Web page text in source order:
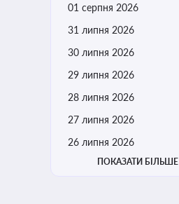
01 серпня 2026
31 липня 2026
30 липня 2026
29 липня 2026
28 липня 2026
27 липня 2026
26 липня 2026
ПОКАЗАТИ БІЛЬШЕ